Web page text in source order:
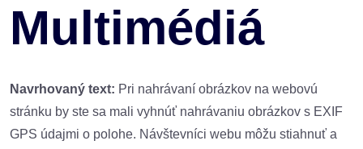
Multimédiá
Navrhovaný text: Pri nahrávaní obrázkov na webovú
stránku by ste sa mali vyhnúť nahrávaniu obrázkov s EXIF
GPS údajmi o polohe. Návštevníci webu môžu stiahnuť a